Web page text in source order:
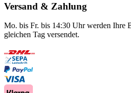
Versand & Zahlung
Mo. bis Fr. bis 14:30 Uhr werden Ihre
gleichen Tag versendet.